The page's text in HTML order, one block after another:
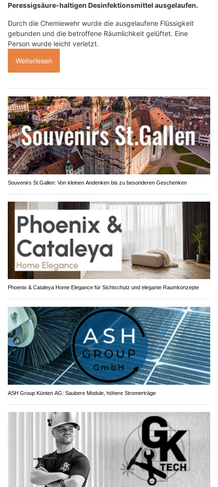
Peressigsäure-haltigen Desinfektionsmittel ausgelaufen.
Durch die Chemiewehr wurde die ausgelaufene Flüssigkeit
gebunden und die betroffene Räumlichkeit gelüftet. Eine
Person wurde leicht verletzt.
Weiterlesen
Souvenirs St.Gallen: Von kleinen Andenken bis zu besonderen Geschenken
Phoenix & Cataleya Home Elegance für Sichtschutz und elegante Raumkonzepte
ASH Group Künten AG: Saubere Module, höhere Stromerträge